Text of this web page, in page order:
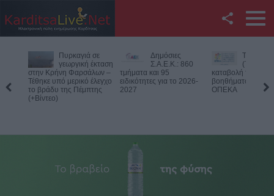
Twitter
YouTube
RSS
Επικοινωνία με το
Δημόσιες
Σ.Α.Ε.Κ.: 860
τμήματα και 95
ειδικότητες για το 2026-
2027
Την Παρασκευή
(7/8) η δεύτερη
καταβολή του
βοηθήματος του ΛΑΕ-
ΟΠΕΚΑ
Νεκρός
αγροτική
περιοχή του
Πιθανό